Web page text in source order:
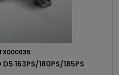
D5 163PS/180PS/185PS